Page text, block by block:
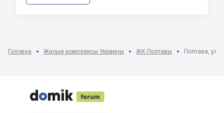
Головна Жилые комплексы Украины ЖК Полтавы Полтава, ул.


 
